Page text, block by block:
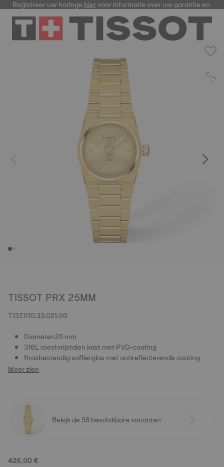
Registreer uw horlogehiervoor informatie over uw garantie en
TISSOT PRX 25MM
T137.010.33.021.00
Diameter:25 mm
316L roestvrijstalen kast met PVD-coating
Krasbestendig saffierglas met antireflecterende coating
Meer zien
Bekijk de 58 beschikbare varianten
425,00 €